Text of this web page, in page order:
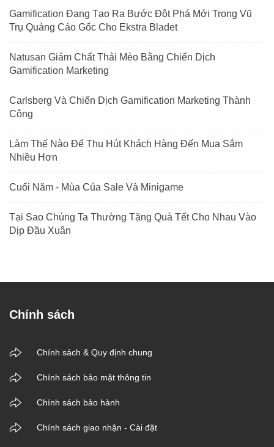
Gamification Đang Tạo Ra Bước Đột Phá Mới Trong Vũ
Trụ Quảng Cáo Gốc Cho Ekstra Bladet
Natusan Giảm Chất Thải Mèo Bằng Chiến Dịch
Gamification Marketing
Carlsberg Và Chiến Dịch Gamification Marketing Thành
Công
Làm Thế Nào Để Thu Hút Khách Hàng Đến Mua Sắm
Nhiều Hơn
Cuối Năm - Mùa Của Sale Và Minigame
Tại Sao Chúng Ta Thường Tặng Quà Tết Cho Nhau Vào
Dịp Đầu Xuân
Chính sách
Chính sách & Quy định chung
Chính sách bảo mật thông tin
Chính sách bảo hành
Chính sách giao nhận - Cài đặt